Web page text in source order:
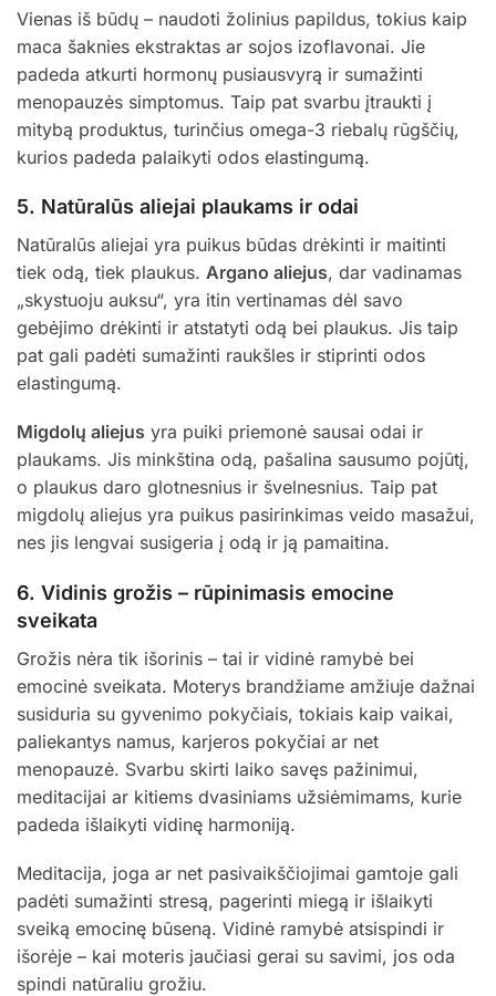
Vienas iš būdų – naudoti žolinius papildus, tokius kaip
maca šaknies ekstraktas ar sojos izoflavonai. Jie
padeda atkurti hormonų pusiausvyrą ir sumažinti
menopauzės simptomus. Taip pat svarbu įtraukti į
mitybą produktus, turinčius omega-3 riebalų rūgščių,
kurios padeda palaikyti odos elastingumą.
5. Natūralūs aliejai plaukams ir odai
Natūralūs aliejai yra puikus būdas drėkinti ir maitinti
tiek odą, tiek plaukus. Argano aliejus, dar vadinamas
„skystuoju auksu“, yra itin vertinamas dėl savo
gebėjimo drėkinti ir atstatyti odą bei plaukus. Jis taip
pat gali padėti sumažinti raukšles ir stiprinti odos
elastingumą.
Migdolų aliejus yra puiki priemonė sausai odai ir
plaukams. Jis minkština odą, pašalina sausumo pojūtį,
o plaukus daro glotnesnius ir švelnesnius. Taip pat
migdolų aliejus yra puikus pasirinkimas veido masažui,
nes jis lengvai susigeria į odą ir ją pamaitina.
6. Vidinis grožis – rūpinimasis emocine
sveikata
Grožis nėra tik išorinis – tai ir vidinė ramybė bei
emocinė sveikata. Moterys brandžiame amžiuje dažnai
susiduria su gyvenimo pokyčiais, tokiais kaip vaikai,
paliekantys namus, karjeros pokyčiai ar net
menopauzė. Svarbu skirti laiko savęs pažinimui,
meditacijai ar kitiems dvasiniams užsiėmimams, kurie
padeda išlaikyti vidinę harmoniją.
Meditacija, joga ar net pasivaikščiojimai gamtoje gali
padėti sumažinti stresą, pagerinti miegą ir išlaikyti
sveiką emocinę būseną. Vidinė ramybė atsispindi ir
išorėje – kai moteris jaučiasi gerai su savimi, jos oda
spindi natūraliu grožiu.